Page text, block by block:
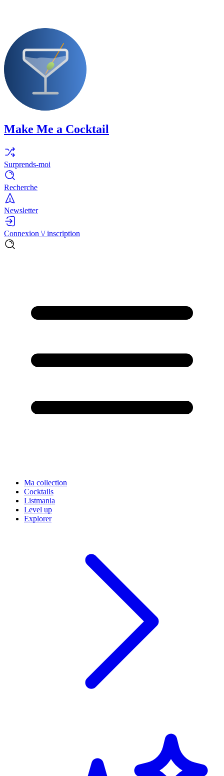
Make Me a Cocktail
Surprends-moi
Recherche
Newsletter
Connexion \/ inscription
Ma collection
Cocktails
Listmania
Level up
Explorer